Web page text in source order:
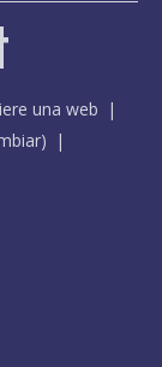
una web
)